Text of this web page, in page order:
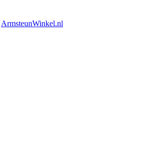
ArmsteunWinkel.nl